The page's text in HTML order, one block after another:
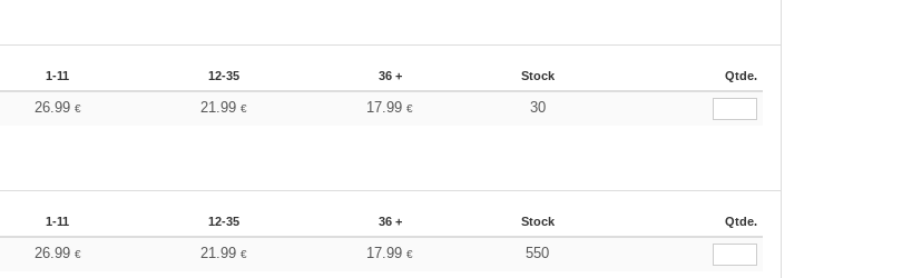
1-11 12-35 36 + Stock Qtde.
26.99 € 21.99 € 17.99€ 30
1-11 12-35 36 + Stock Qtde.
26.99 € 21.99 € 17.99€ 550